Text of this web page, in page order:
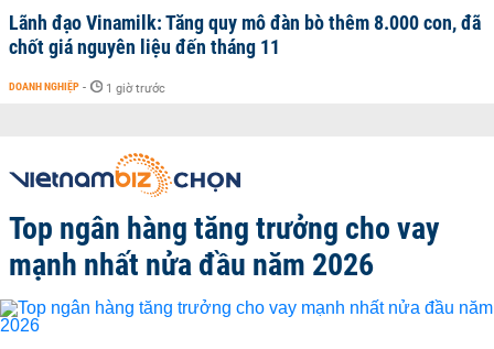
Lãnh đạo Vinamilk: Tăng quy mô đàn bò thêm 8.000 con, đã
chốt giá nguyên liệu đến tháng 11
DOANH NGHIỆP - 1 giờ trước
Top ngân hàng tăng trưởng cho vay
mạnh nhất nửa đầu năm 2026